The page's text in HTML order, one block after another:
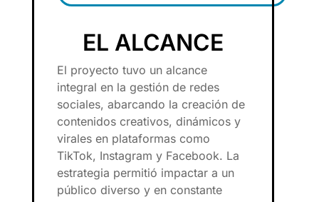
EL ALCANCE
El proyecto tuvo un alcance
integral en la gestión de redes
sociales, abarcando la creación de
contenidos creativos, dinámicos y
virales en plataformas como
TikTok, Instagram y Facebook. La
estrategia permitió impactar a un
público diverso y en constante